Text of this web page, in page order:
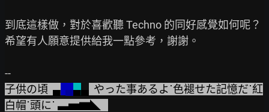
到底這樣做，對於喜歡聽 Techno 的同好感覺如何呢？
希望有人願意提供給我一點參考，謝謝。
子供の頃  ▄
  ▄
▄
  やった事あるよ˙色褪せた記憶だ˙紅
白帽˙頭に˙ ▃▅▆◣